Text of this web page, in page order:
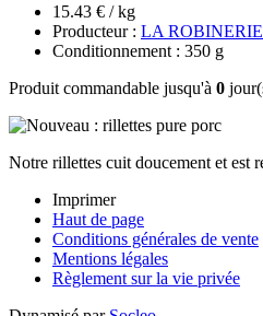
15.43 € / kg
Producteur : LA ROBINERIE
Conditionnement : 350 g
Produit commandable jusqu'à 0
Notre rillettes cuit doucement et est
Imprimer
Haut de page
Conditions générales de vente
Mentions légales
Règlement sur la vie privée